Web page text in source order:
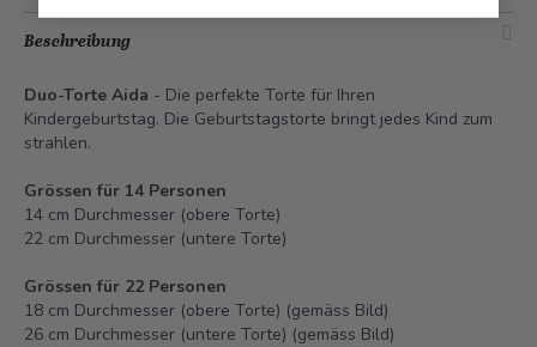
Beschreibung
Duo-Torte Aida - Die perfekte Torte für Ihren
Kindergeburtstag. Die Geburtstagstorte bringt jedes Kind zum
strahlen.
Grössen für 14 Personen
14 cm Durchmesser (obere Torte)
22 cm Durchmesser (untere Torte)
Grössen für 22 Personen
18 cm Durchmesser (obere Torte) (gemäss Bild)
26 cm Durchmesser (untere Torte) (gemäss Bild)